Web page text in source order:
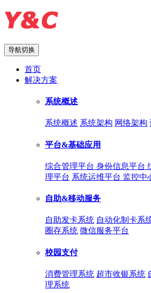
导航切换
首页
解决方案
系统概述
系统概述 系统架构 网络架构
平台&基础应用
综合管理平台 身份信息平台
理平台 系统运维平台 监控中
自助&移动服务
自助发卡系统 自动化制卡系
圈存系统 微信服务平台
校园支付
消费管理系统 超市收银系统
理系统